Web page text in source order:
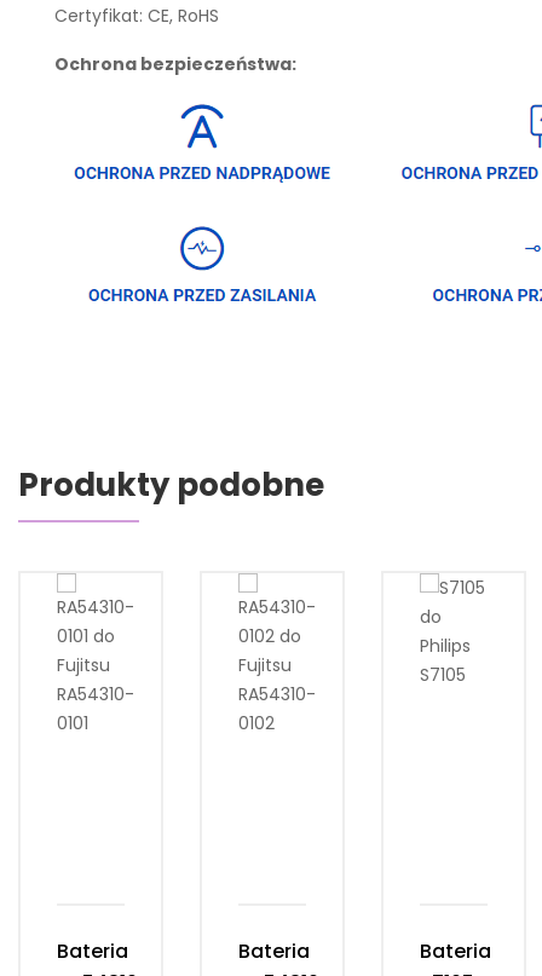
Certyfikat: CE, RoHS
Ochrona bezpieczeństwa:
Produkty podobne
Bateria
Bateria
Bateria